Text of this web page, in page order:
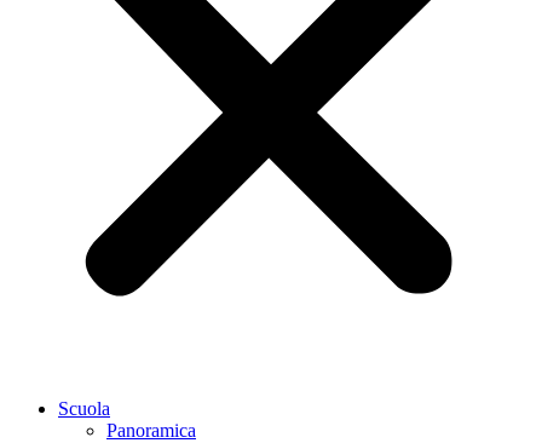
Scuola
Panoramica